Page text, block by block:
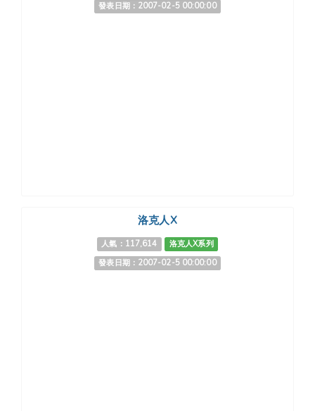
發表日期：2007-02-5 00:00:00
洛克人X
人氣：117,614
洛克人X系列
發表日期：2007-02-5 00:00:00